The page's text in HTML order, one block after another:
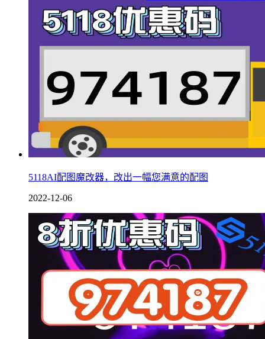
5118AI配图魔改器，改出一幅您满意的配图
2022-12-06